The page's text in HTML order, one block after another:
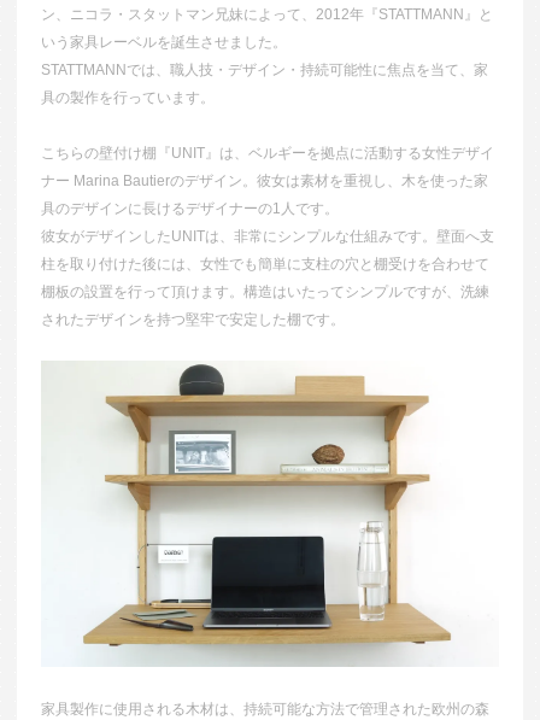
ン、ニコラ・スタットマン兄妹によって、2012年『STATTMANN』と
いう家具レーベルを誕生させました。
STATTMANNでは、職人技・デザイン・持続可能性に焦点を当て、家
具の製作を行っています。
こちらの壁付け棚『UNIT』は、ベルギーを拠点に活動する女性デザイ
ナー Marina Bautierのデザイン。彼女は素材を重視し、木を使った家
具のデザインに長けるデザイナーの1人です。
彼女がデザインしたUNITは、非常にシンプルな仕組みです。壁面へ支
柱を取り付けた後には、女性でも簡単に支柱の穴と棚受けを合わせて
棚板の設置を行って頂けます。構造はいたってシンプルですが、洗練
されたデザインを持つ堅牢で安定した棚です。
家具製作に使用される木材は、持続可能な方法で管理された欧州の森